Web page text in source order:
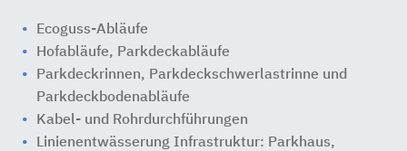
Ecoguss-Abläufe
Hofabläufe, Parkdeckabläufe
Parkdeckrinnen, Parkdeckschwerlastrinne und
Parkdeckbodenabläufe
Kabel- und Rohrdurchführungen
Linienentwässerung Infrastruktur: Parkhaus,